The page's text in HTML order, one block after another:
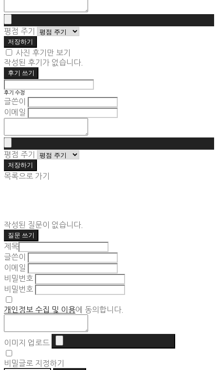
평점 주기
저장하기
사진 후기만 보기
작성된 후기가 없습니다.
후기 쓰기
후기 수정
글쓴이
이메일
평점 주기
저장하기
목록으로 가기
작성된 질문이 없습니다.
질문 쓰기
제목
글쓴이
이메일
비밀번호
비밀번호
개인정보 수집 및 이용에 동의합니다.
이미지 업로드
비밀글로 지정하기